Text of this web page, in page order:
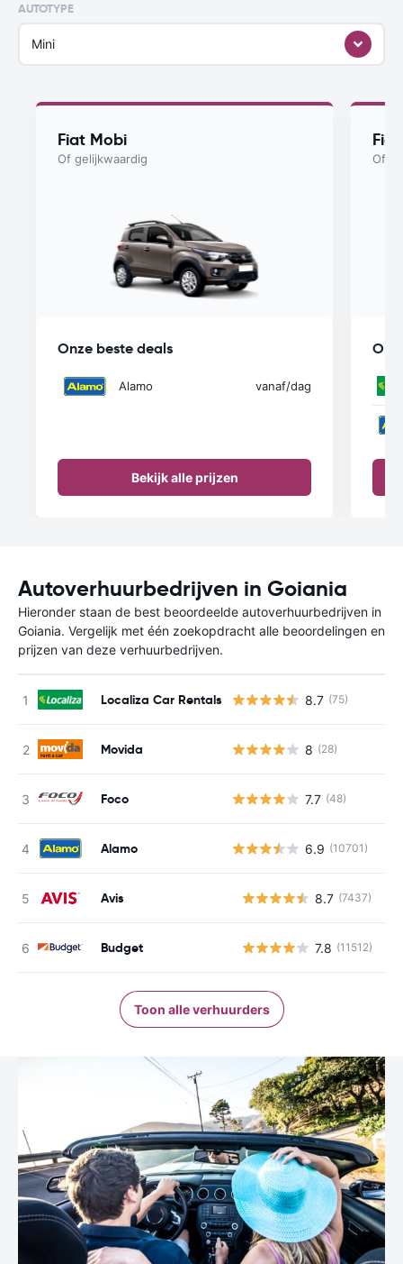
AUTOTYPE
Mini
Fiat Mobi
Of gelijkwaardig
Onze beste deals
Alamo vanaf/dag
Bekijk alle prijzen
Of
Autoverhuurbedrijven in Goiania
Hieronder staan de best beoordeelde autoverhuurbedrijven in
Goiania. Vergelijk met één zoekopdracht alle beoordelingen en
prijzen van deze verhuurbedrijven.
Localiza Car Rentals 8.7 (75)
Movida 8 (28)
Foco 7.7 (48)
Alamo 6.9 (10701)
Avis 8.7 (7437)
Budget 7.8 (11512)
Toon alle verhuurders